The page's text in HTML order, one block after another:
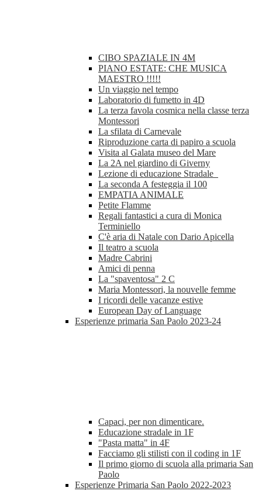
CIBO SPAZIALE IN 4M
PIANO ESTATE: CHE MUSICA
MAESTRO !!!!!
Un viaggio nel tempo
Laboratorio di fumetto in 4D
La terza favola cosmica nella classe terza
Montessori
La sfilata di Carnevale
Riproduzione carta di papiro a scuola
Visita al Galata museo del Mare
La 2A nel giardino di Giverny
Lezione di educazione Stradale
La seconda A festeggia il 100
EMPATIA ANIMALE
Petite Flamme
Regali fantastici a cura di Monica
Terminiello
C'è aria di Natale con Dario Apicella
Il teatro a scuola
Madre Cabrini
Amici di penna
La "spaventosa" 2 C
Maria Montessori, la nouvelle femme
I ricordi delle vacanze estive
European Day of Language
Esperienze primaria San Paolo 2023-24
Capaci, per non dimenticare.
Educazione stradale in 1F
"Pasta matta" in 4F
Facciamo gli stilisti con il coding in 1F
Il primo giorno di scuola alla primaria San
Paolo
Esperienze Primaria San Paolo 2022-2023